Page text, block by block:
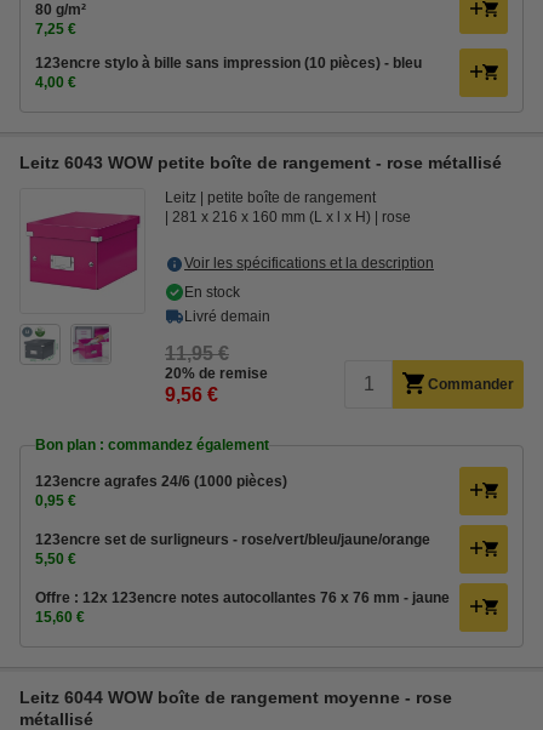
80 g/m²
7,25 €
123encre stylo à bille sans impression (10 pièces) - bleu
4,00 €
Leitz 6043 WOW petite boîte de rangement - rose métallisé
Leitz
petite boîte de rangement
281 x 216 x 160 mm (L x l x H)
rose
Voir les spécifications et la description
En stock
Livré demain
11,95 €
20% de remise
9,56 € Commander
Bon plan : commandez également
123encre agrafes 24/6 (1000 pièces)
0,95 €
123encre set de surligneurs - rose/vert/bleu/jaune/orange
5,50 €
Offre : 12x 123encre notes autocollantes 76 x 76 mm - jaune
15,60 €
Leitz 6044 WOW boîte de rangement moyenne - rose
métallisé